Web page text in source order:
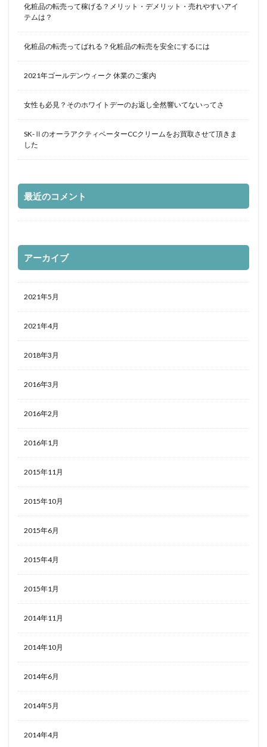
化粧品の転売って稼げる？メリット・デメリット・売れやすいアイ
テムは？
化粧品の転売ってばれる？化粧品の転売を安全にするには
2021年ゴールデンウィーク 休業のご案内
女性も必見？そのホワイトデーのお返し全然響いてないってさ
SK-ⅡのオーラアクティベーターCCクリームをお買取させて頂きま
した
最近のコメント
アーカイブ
2021年5月
2021年4月
2018年3月
2016年3月
2016年2月
2016年1月
2015年11月
2015年10月
2015年6月
2015年4月
2015年1月
2014年11月
2014年10月
2014年6月
2014年5月
2014年4月